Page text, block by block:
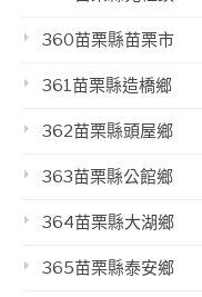
360苗栗縣苗栗市
361苗栗縣造橋鄉
362苗栗縣頭屋鄉
363苗栗縣公館鄉
364苗栗縣大湖鄉
365苗栗縣泰安鄉